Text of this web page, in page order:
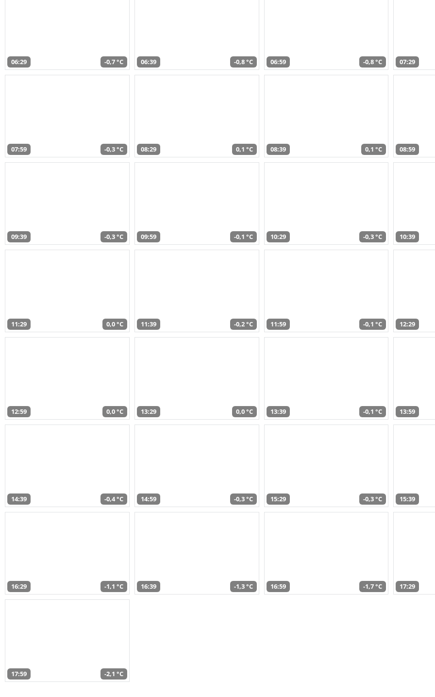
06:29 -0,7 °C 06:39 -0,8 °C 06:59 -0,8 °C 07:29
07:59 -0,3 °C 08:29 0,1 °C 08:39 0,1 °C 08:59
09:39 -0,3 °C 09:59 -0,1 °C 10:29 -0,3 °C 10:39
11:29 0,0 °C 11:39 -0,2 °C 11:59 -0,1 °C 12:29
12:59 0,0 °C 13:29 0,0 °C 13:39 -0,1 °C 13:59
14:39 -0,4 °C 14:59 -0,3 °C 15:29 -0,3 °C 15:39
16:29 -1,1 °C 16:39 -1,3 °C 16:59 -1,7 °C 17:29
17:59 -2,1 °C